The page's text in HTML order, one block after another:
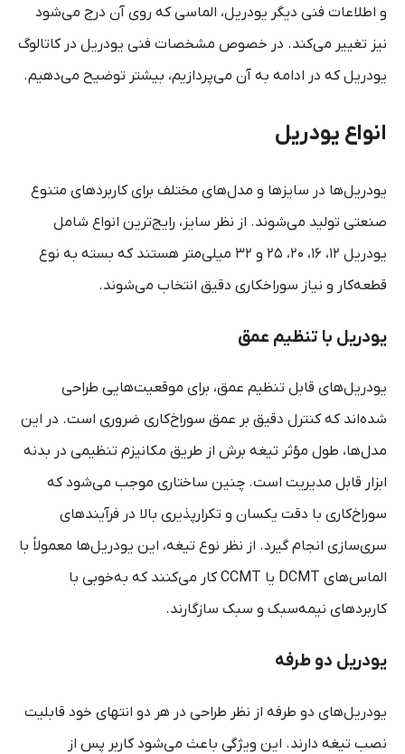
و اطلاعات فنی دیگر یودریل‌، الماسی که روی آن‌ درج می‌شود
نیز تغییر می‌کند. در خصوص مشخصات فنی یودریل در کاتالوگ
یودریل که در ادامه به آن می‌پردازیم، بیشتر توضیح می‌دهیم.
انواع یودریل
یودریل‌ها در سایزها و مدل‌های مختلف برای کاربردهای متنوع
صنعتی تولید می‌شوند. از نظر سایز، رایج‌ترین انواع شامل
یودریل ۱۲، ۱۶، ۲۰، ۲۵ و ۳۲ میلی‌متر هستند که بسته به نوع
قطعه‌کار و نیاز سوراخکاری دقیق انتخاب می‌شوند.
یودریل با تنظیم عمق
یودریل‌های قابل تنظیم عمق، برای موقعیت‌هایی طراحی
شده‌اند که کنترل دقیق بر عمق سوراخ‌کاری ضروری است. در این
مدل‌ها، طول مؤثر تیغه برش از طریق مکانیزم تنظیمی در بدنه
ابزار قابل مدیریت است. چنین ساختاری موجب می‌شود که
سوراخ‌کاری با دقت یکسان و تکرارپذیری بالا در فرآیندهای
سری‌سازی انجام گیرد. از نظر نوع تیغه، این یودریل‌ها معمولاً با
الماس‌های DCMT یا CCMT کار می‌کنند که به‌خوبی با
کاربردهای نیمه‌سبک و سبک سازگارند.
یودریل دو طرفه
یودریل‌های دو طرفه از نظر طراحی در هر دو انتهای خود قابلیت
نصب تیغه دارند. این ویژگی باعث می‌شود کاربر پس از